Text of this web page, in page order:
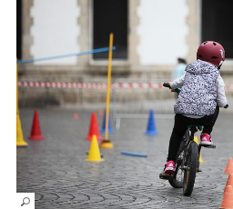
L'agglomération
Météo/UV Webcams Select Language ▼